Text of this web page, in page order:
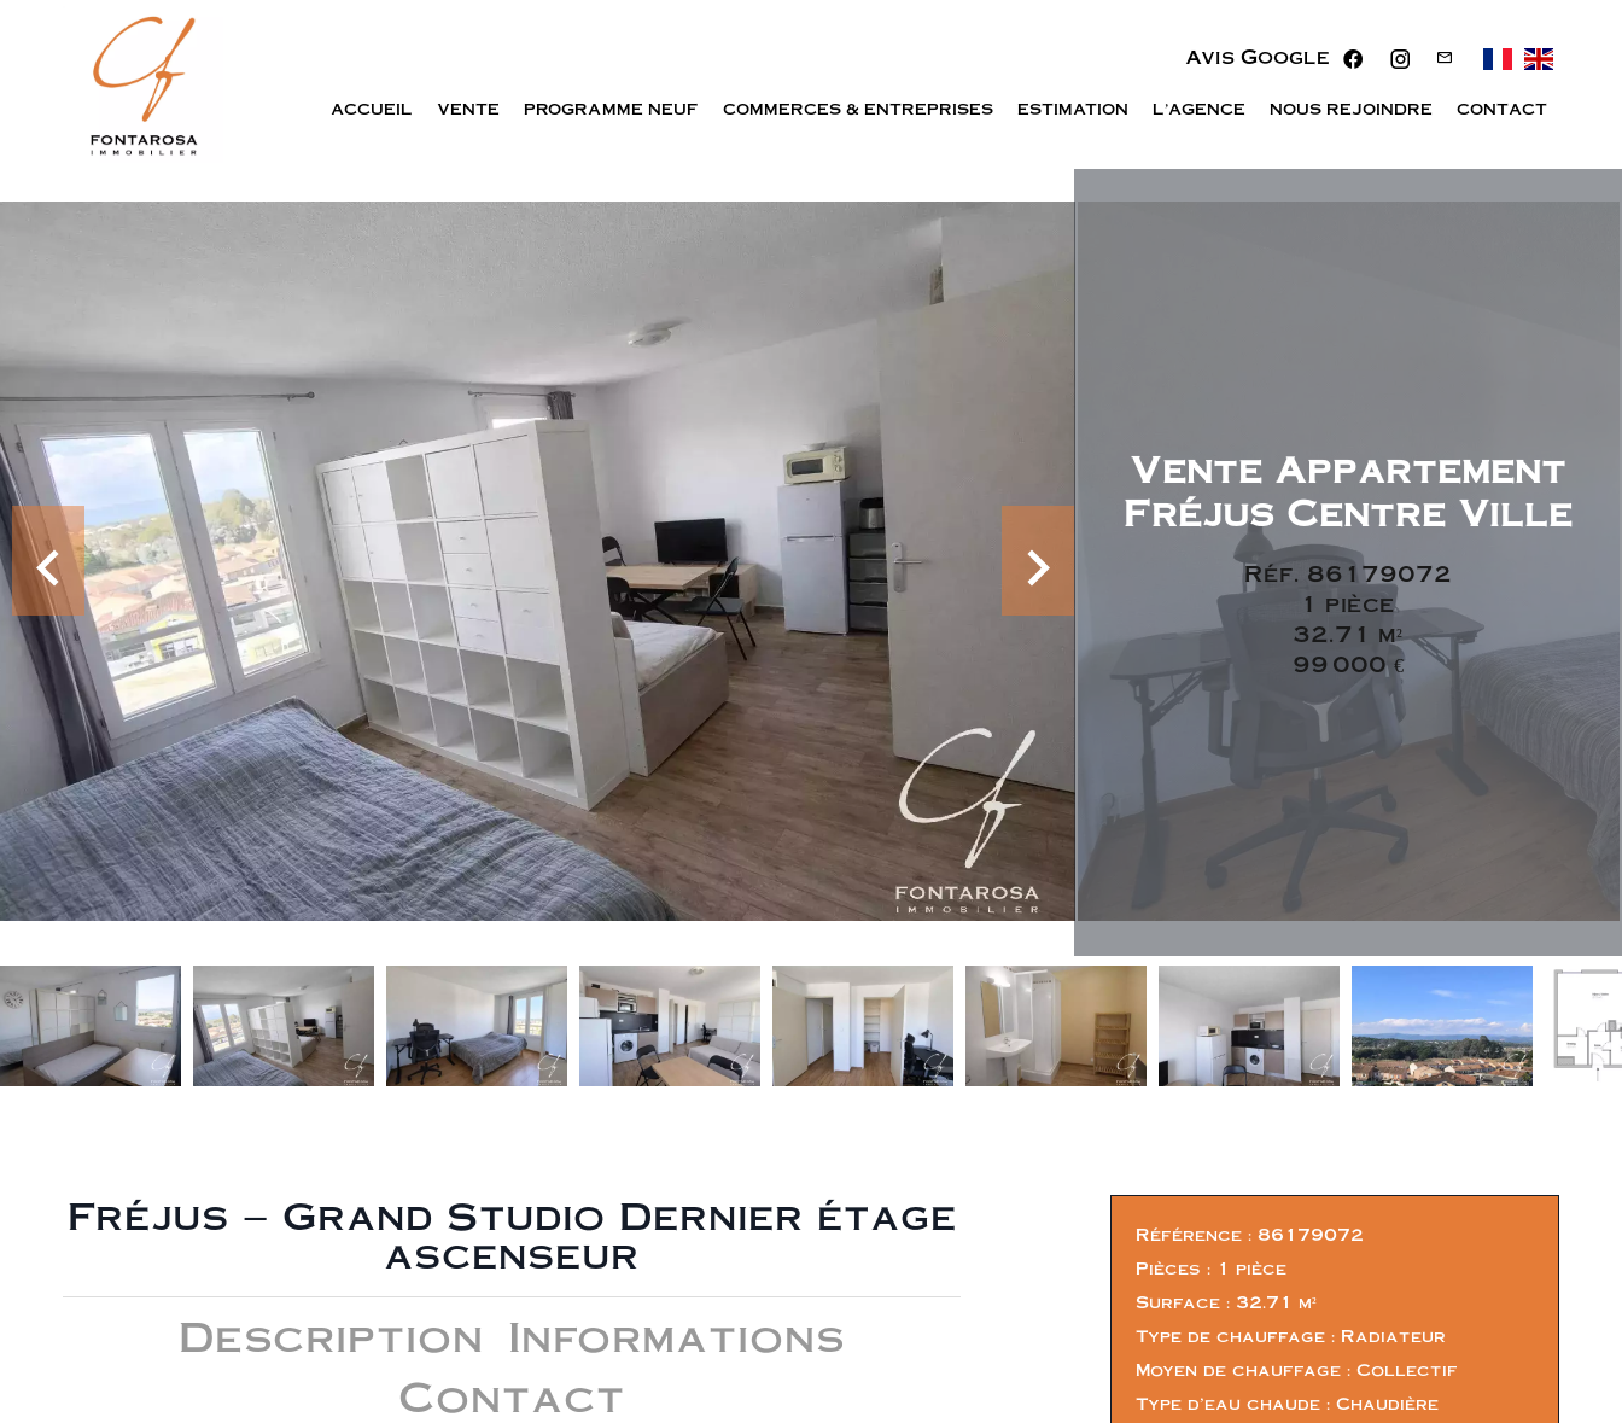
Avis Google
ACCUEIL VENTE PROGRAMME NEUF COMMERCES & ENTREPRISES ESTIMATION L'AGENCE NOUS REJOINDRE CONTACT
Vente Appartement
Fréjus Centre Ville
Réf. 86179072
1 pièce
32.71 m²
99 000 €
Fréjus – Grand Studio Dernier étage
ascenseur
Description Informations
Contact
Référence
86179072
Pièces
1 pièce
Surface
32.71 m²
Type de chauffage
Radiateur
Moyen de chauffage
Collectif
Type d'eau chaude
Chaudière